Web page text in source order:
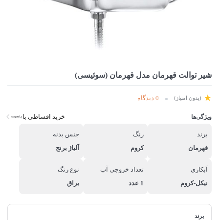
شیر توالت قهرمان مدل قهرمان (سوئیسی)
(بدون امتیاز) 0 دیدگاه
ویژگی‌ها خرید اقساطی با
برند
قهرمان
رنگ
کروم
جنس بدنه
آلیاژ برنج
آبکاری
نیکل-کروم
تعداد خروجی آب
1 عدد
نوع رنگ
براق
برند